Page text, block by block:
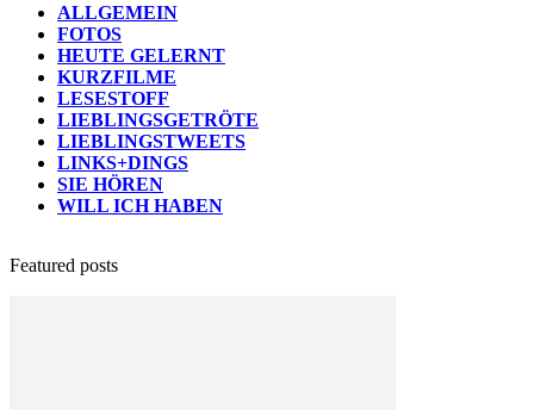
ALLGEMEIN
FOTOS
HEUTE GELERNT
KURZFILME
LESESTOFF
LIEBLINGSGETRÖTE
LIEBLINGSTWEETS
LINKS+DINGS
SIE HÖREN
WILL ICH HABEN
Featured posts